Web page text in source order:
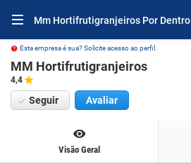
Mm Hortifrutigranjeiros Por Dentro
Esta empresa é sua? Solicite acesso ao perfil.
MM Hortifrutigranjeiros
4,4
Seguir Avaliar
Visão Geral